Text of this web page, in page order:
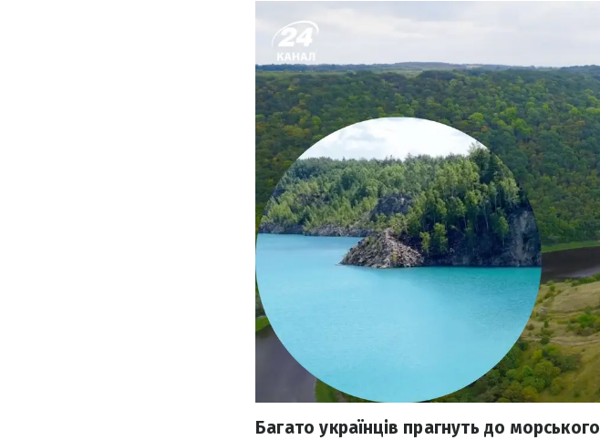
Багато українців прагнуть до